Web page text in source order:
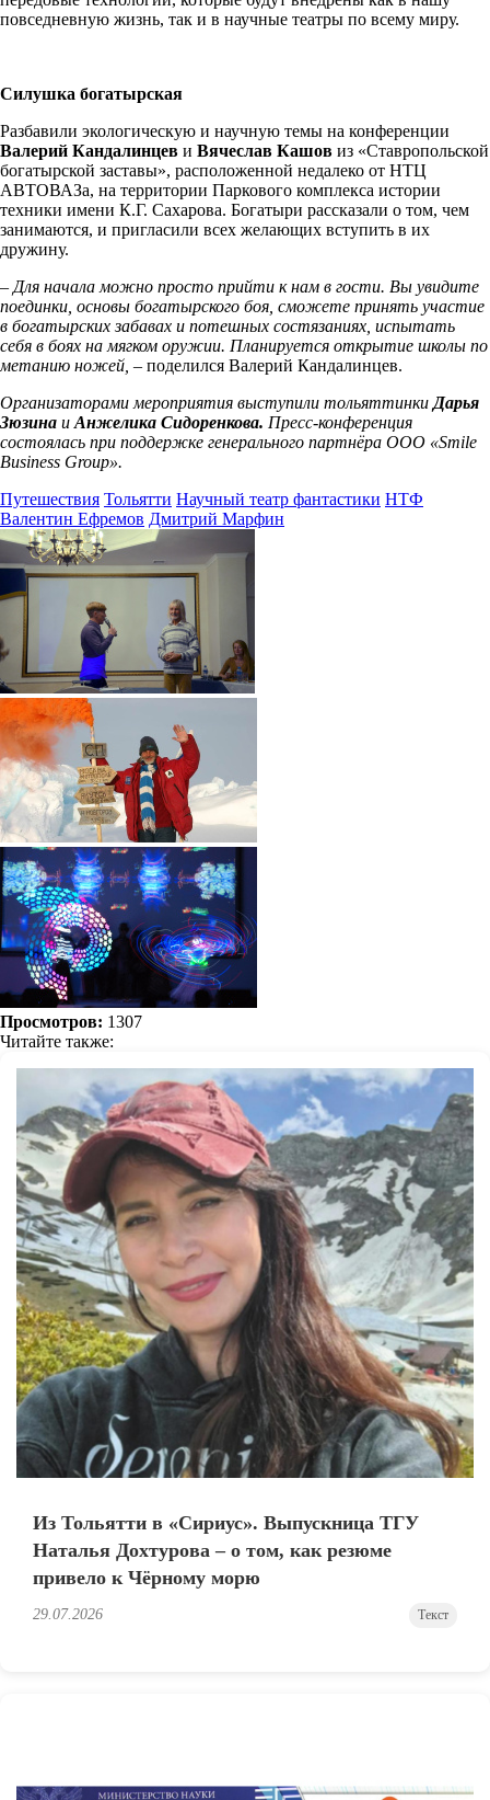
повседневную жизнь, так и в научные театры по всему миру.
Силушка богатырская
Разбавили экологическую и научную темы на конференции
Валерий Кандалинцев и Вячеслав Кашов из «Ставропольской
богатырской заставы», расположенной недалеко от НТЦ
АВТОВАЗа, на территории Паркового комплекса истории
техники имени К.Г. Сахарова. Богатыри рассказали о том, чем
занимаются, и пригласили всех желающих вступить в их
дружину.
– Для начала можно просто прийти к нам в гости. Вы увидите
поединки, основы богатырского боя, сможете принять участие
в богатырских забавах и потешных состязаниях, испытать
себя в боях на мягком оружии. Планируется открытие школы по
метанию ножей, – поделился Валерий Кандалинцев.
Организаторами мероприятия выступили тольяттинки Дарья
Зюзина и Анжелика Сидоренкова. Пресс-конференция
состоялась при поддержке генерального партнёра ООО «Smile
Business Group».
Путешествия Тольятти Научный театр фантастики НТФ
Валентин Ефремов Дмитрий Марфин
Просмотров: 1307
Читайте также:
Из Тольятти в «Сириус». Выпускница ТГУ
Наталья Дохтурова – о том, как резюме
привело к Чёрному морю
29.07.2026 Текст